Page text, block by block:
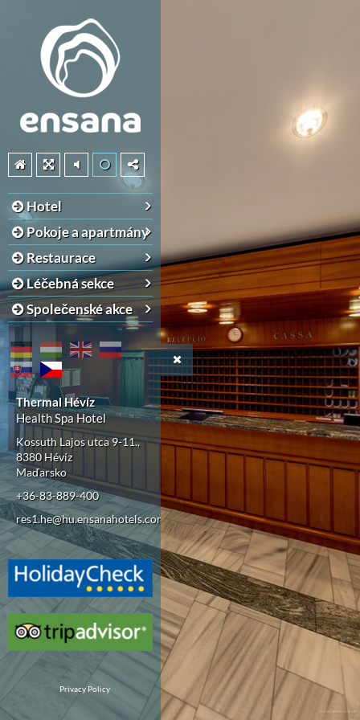
Hotel
Pokoje a apartmány
Restaurace
Léčebná sekce
Společenské akce
Thermal Hévíz
Health Spa Hotel
Kossuth Lajos utca 9-11.,
8380 Hévíz
Maďarsko
+36-83-889-400
res1.he@hu.ensanahotels.com
Privacy Policy
© 2019 | 360GRAD-TEAM